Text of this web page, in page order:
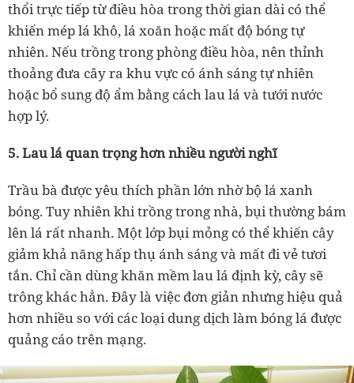
thổi trực tiếp từ điều hòa trong thời gian dài có thể
khiến mép lá khô, lá xoăn hoặc mất độ bóng tự
nhiên. Nếu trồng trong phòng điều hòa, nên thỉnh
thoảng đưa cây ra khu vực có ánh sáng tự nhiên
hoặc bổ sung độ ẩm bằng cách lau lá và tưới nước
hợp lý.
5. Lau lá quan trọng hơn nhiều người nghĩ
Trầu bà được yêu thích phần lớn nhờ bộ lá xanh
bóng. Tuy nhiên khi trồng trong nhà, bụi thường bám
lên lá rất nhanh. Một lớp bụi mỏng có thể khiến cây
giảm khả năng hấp thụ ánh sáng và mất đi vẻ tươi
tắn. Chỉ cần dùng khăn mềm lau lá định kỳ, cây sẽ
trông khác hẳn. Đây là việc đơn giản nhưng hiệu quả
hơn nhiều so với các loại dung dịch làm bóng lá được
quảng cáo trên mạng.